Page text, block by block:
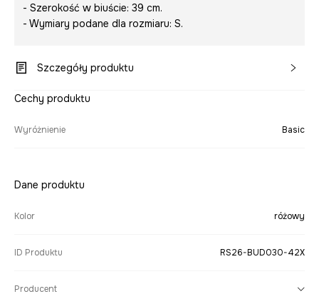
- Szerokość w biuście: 39 cm.
- Wymiary podane dla rozmiaru: S.
Szczegóły produktu
Cechy produktu
Wyróżnienie Basic
Dane produktu
Kolor różowy
ID Produktu RS26-BUD030-42X
Producent